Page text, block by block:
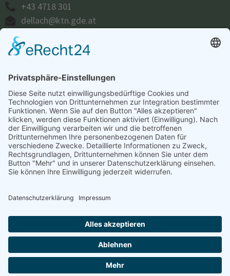
+43 4718 301
dellach@ktn.gde.at
ÖFFNUNGSZEITEN
Montag bis Donnerstag:07.30 – 16.00 Uhr
Freitag:07.30 – 12.00 Uhr
Parteienverkehr:
Montag, Donnerstag, Freitag:08.00 – 12.00 Uhr
Dienstag:08.00 – 16.00 Uhr
Montag und Donnerstag nachmittags, sowie
Mittwoch nach vorheriger Terminvereinbarung.
2026
Gemeindeamt Dellach
Powered by
Creativomedia GmbH
Impressum Datenschutzerklärung